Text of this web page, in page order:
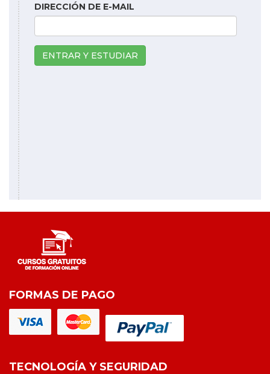
DIRECCIÓN DE E-MAIL
ENTRAR Y ESTUDIAR
FORMAS DE PAGO
TECNOLOGÍA Y SEGURIDAD